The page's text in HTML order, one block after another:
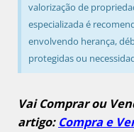
valorização de
especializada é
envolvendo herança,
protegidas ou
Vai Comprar ou
artigo: Compra e